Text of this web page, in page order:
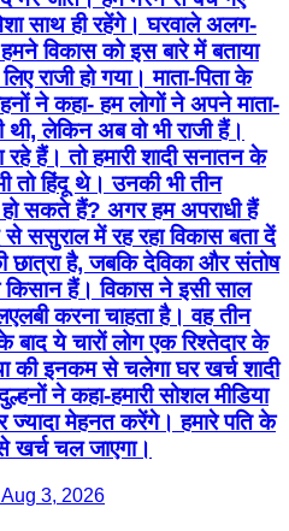
साथ ही रहेंगे। घरवाले अलग-
विकास को इस बारे में बताया
राजी हो गया। माता-पिता के
ने कहा- हम लोगों ने अपने माता-
लेकिन अब वो भी राजी हैं।
हैं। तो हमारी शादी सनातन के
तो हिंदू थे। उनकी भी तीन
सकते हैं? अगर हम अपराधी हैं
ससुराल में रह रहा विकास बता दें
है, जबकि देविका और संतोष
किसान हैं। विकास ने इसी साल
करना चाहता है। वह तीन
बाद ये चारों लोग एक रिश्तेदार के
की इनकम से चलेगा घर खर्च शादी
ने कहा-हमारी सोशल मीडिया
मेहनत करेंगे। हमारे पति के
खर्च चल जाएगा।
3, 2026